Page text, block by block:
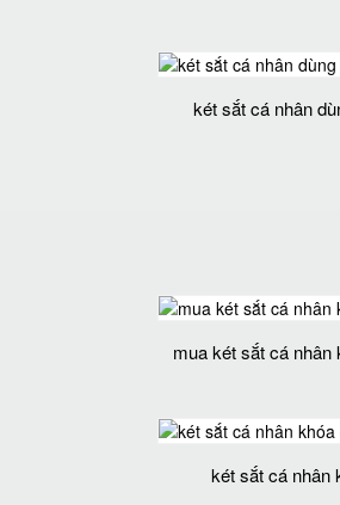
két sắt cá nhân
mua két sắt cá nhân
két sắt cá nhân